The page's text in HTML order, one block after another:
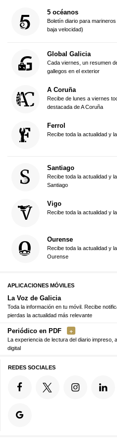
5 océanos
Boletín diario para
baja velocidad)
Global Galicia
Cada viernes, un resumen
gallegos en el exterior
A Coruña
Recibe de lunes a viernes
destacada de A Coruña
Ferrol
Recibe toda la actualidad y
Santiago
Recibe toda la actualidad y
Santiago
Vigo
Recibe toda la actualidad y
Ourense
Recibe toda la actualidad y
Ourense
APLICACIONES MÓVILES
La Voz de Galicia
Toda la información en tu móvil. Recibe
pierdas la actualidad más relevante
Periódico en PDF
La experiencia de lectura del diario impreso,
digital
REDES SOCIALES